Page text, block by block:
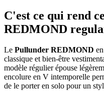
C'est ce qui rend
REDMOND
Le Pullunder REDMOND
classique et bien-être
modèle régulier épouse
encolure en V intemporelle
de le porter en solo pour un